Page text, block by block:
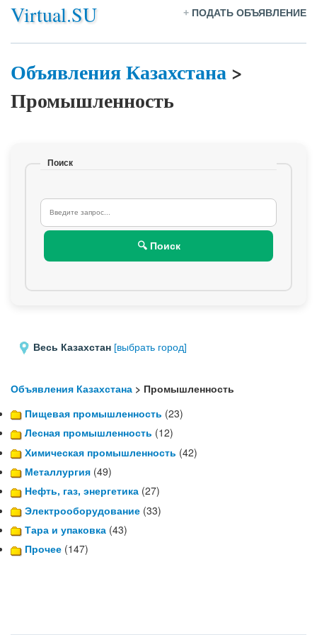
Virtual.SU + ПОДАТЬ ОБЪЯВЛЕНИЕ
Объявления Казахстана>
Промышленность
Поиск
🔍 Поиск
Весь Казахстан [выбрать город]
Объявления Казахстана > Промышленность
Пищевая промышленность (23)
Лесная промышленность (12)
Химическая промышленность (42)
Металлургия (49)
Нефть, газ, энергетика (27)
Электрооборудование (33)
Тара и упаковка (43)
Прочее (147)